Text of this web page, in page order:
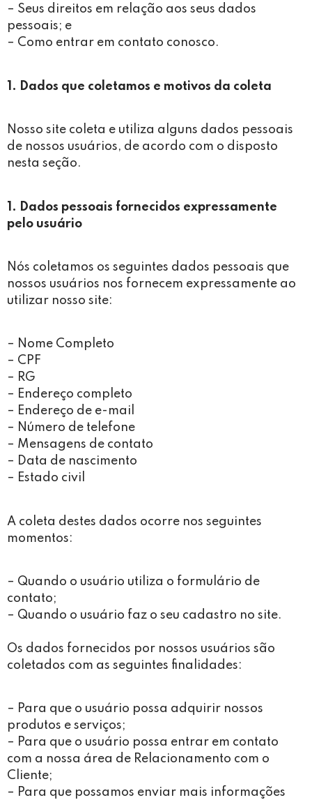
– Seus direitos em relação aos seus dados
pessoais; e
– Como entrar em contato conosco.
1. Dados que coletamos e motivos da coleta
Nosso site coleta e utiliza alguns dados pessoais
de nossos usuários, de acordo com o disposto
nesta seção.
1. Dados pessoais fornecidos expressamente
pelo usuário
Nós coletamos os seguintes dados pessoais que
nossos usuários nos fornecem expressamente ao
utilizar nosso site:
– Nome Completo
– CPF
– RG
– Endereço completo
– Endereço de e-mail
– Número de telefone
– Mensagens de contato
– Data de nascimento
– Estado civil
A coleta destes dados ocorre nos seguintes
momentos:
– Quando o usuário utiliza o formulário de
contato;
– Quando o usuário faz o seu cadastro no site.
Os dados fornecidos por nossos usuários são
coletados com as seguintes finalidades:
– Para que o usuário possa adquirir nossos
produtos e serviços;
– Para que o usuário possa entrar em contato
com a nossa área de Relacionamento com o
Cliente;
– Para que possamos enviar mais informações